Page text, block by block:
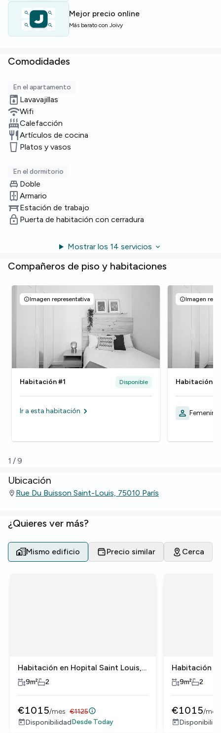
Mejor precio online
Más barato con Joivy
Comodidades
En el apartamento
Lavavajillas
Wifi
Calefacción
Artículos de cocina
Platos y vasos
En el dormitorio
Doble
Armario
Estación de trabajo
Puerta de habitación con cerradura
Mostrar los 14 servicios
Compañeros de piso y habitaciones
Imagen representativa
Habitación #1 Disponible
Ir a esta habitación
Imagen
Habitación
1/9
Ubicación
Rue Du Buisson Saint-Louis, 75010 París
¿Quieres ver más?
Mismo edificio Precio similar Cerca
Habitación en Hopital Saint Louis,
Rue du Buisson Saint-Louis
9m² 2
€1015/mes €1125
DisponibilidadDesde Today
Habitación
Rue du
9m² 2
€1015/mes